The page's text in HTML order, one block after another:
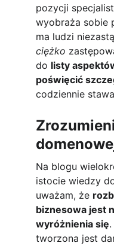
pozycji
wyobraża sobie
ma ludzi
ciężko
do listy
poświęcić
codziennie
Na blogu
istocie wiedzy
uważam, że
biznesowa jest
wyróżnienia się
tworzona jest